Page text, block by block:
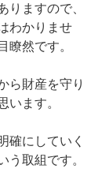
りますので、
わかりませ
瞭然です。
ら財産を守り
います。
確にしていく
う取組です。